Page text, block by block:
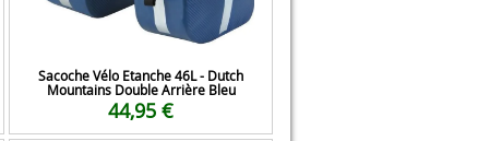
Sacoche Vélo Etanche 46L - Dutch
Mountains Double Arrière Bleu
44,95 €